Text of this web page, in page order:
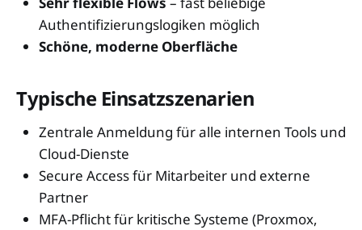
Authentifizierungslogiken möglich
Schöne, moderne Oberfläche
Typische Einsatzszenarien
Zentrale Anmeldung für alle internen Tools und
Cloud-Dienste
Secure Access für Mitarbeiter und externe
Partner
MFA-Pflicht für kritische Systeme (Proxmox,